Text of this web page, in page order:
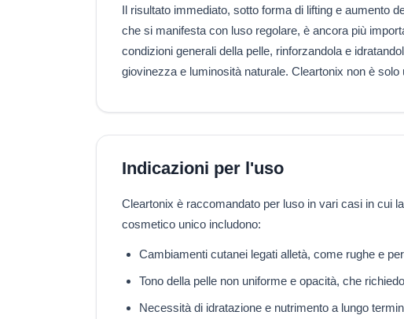
Il risultato immediato, sotto forma di lifting e aumento
che si manifesta con luso regolare, è ancora più
condizioni generali della pelle, rinforzandola e
giovinezza e luminosità naturale. Cleartonix non è
Indicazioni per l'uso
Cleartonix è raccomandato per luso in vari casi in cui
cosmetico unico includono:
Cambiamenti cutanei legati alletà, come rughe e
Tono della pelle non uniforme e opacità, che
Necessità di idratazione e nutrimento a lungo